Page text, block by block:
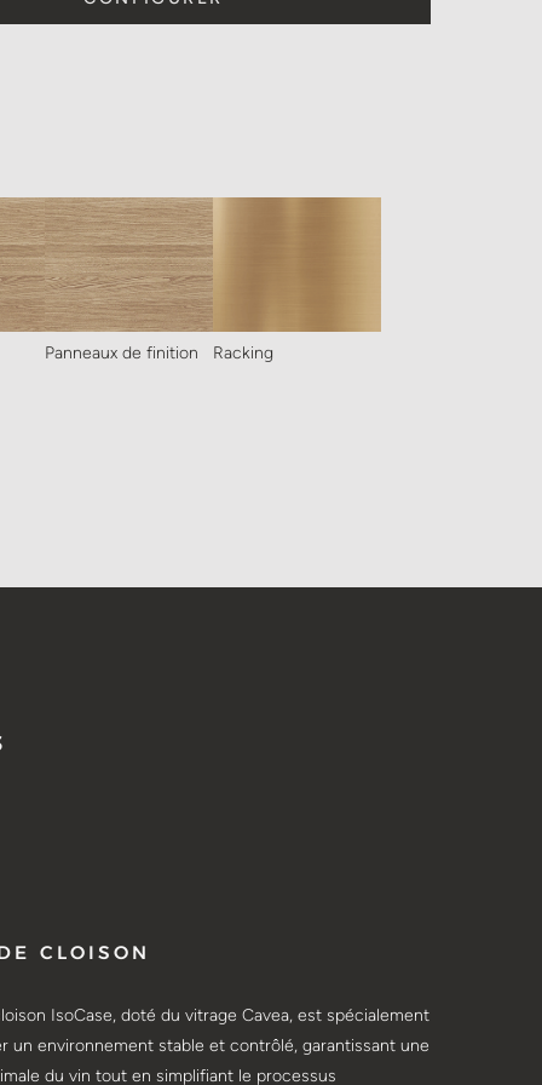
Panneaux de finition Racking
CLOISON
IsoCase, doté du vitrage Cavea, est spécialement
un environnement stable et contrôlé, garantissant une
du vin tout en simplifiant le processus